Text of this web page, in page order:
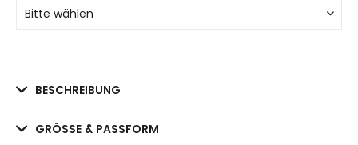
BESCHREIBUNG
GRÖSSE & PASSFORM